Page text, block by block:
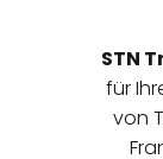
STN
für
von